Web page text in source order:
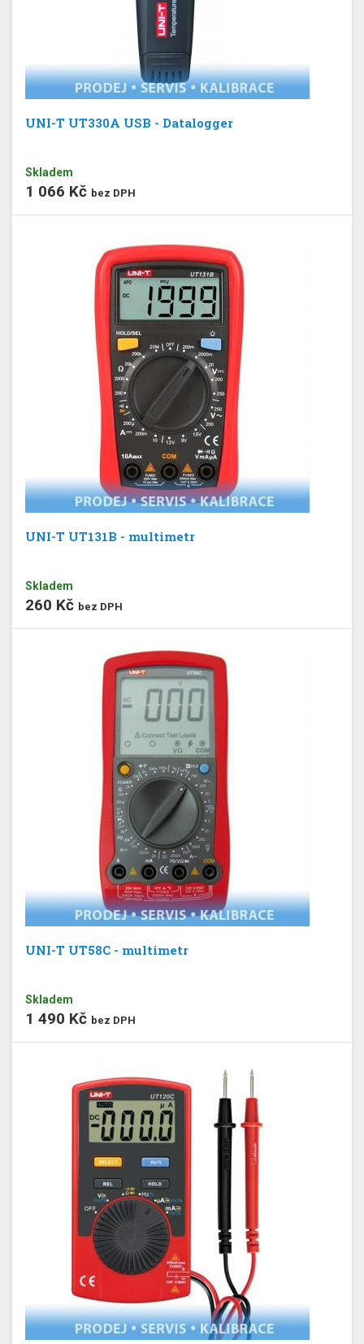
UNI-T UT330A USB - Datalogger
Skladem
1 066 Kč bez DPH
UNI-T UT131B - multimetr
Skladem
260 Kč bez DPH
UNI-T UT58C - multimetr
Skladem
1 490 Kč bez DPH